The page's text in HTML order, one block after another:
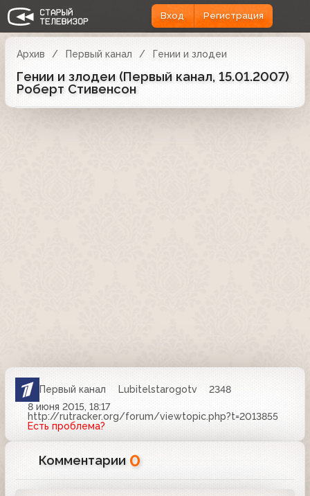
Вход Регистрация
Архив Первый канал Гении и злодеи
Гении и злодеи (Первый канал, 15.01.2007)
Роберт Стивенсон
Первый канал Lubitelstarogotv
2348
8 июня 2015, 18:17
http://rutracker.org/forum/viewtopic.php?t=2013855
Есть проблема?
Комментарии 0